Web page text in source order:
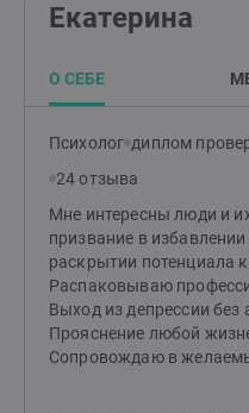
Екатерина
О СЕБЕ
Психолог диплом
24 отзыва
Мне интересны люди и
призвание в
раскрытии потенциала
Распаковываю
Выход из депрессии без
Прояснение любой
Сопровождаю в